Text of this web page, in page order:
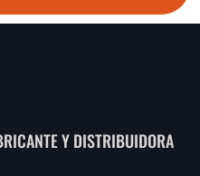
Y DISTRIBUIDORA